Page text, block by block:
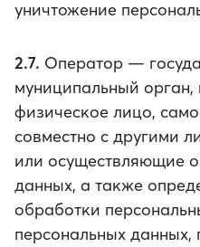
уничтожение
2.7. Оператор —
муниципальный
физическое лицо,
совместно с другими
или осуществляющие
данных, а также
обработки
персональных